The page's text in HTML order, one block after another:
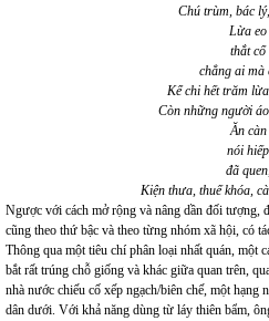
Chú trùm, bác
Lừa eo
thắt cổ
chẳng ai mà
Kể chi hết trăm
Còn những người
Ăn càn
nói hiếp
đã
Kiện thưa, thuế khóa,
Ngược với cách mở rộng và nâng dần đối tượng,
cũng theo thứ bậc và theo từng nhóm xã hội, có
Thông qua một tiêu chí phân loại nhất quán, một
bắt rất trúng chỗ giống và khác giữa quan trên,
nhà nước chiếu cố xếp ngạch/biên chế, một
dân dưới. Với khả năng dùng từ láy thiên bẩm,